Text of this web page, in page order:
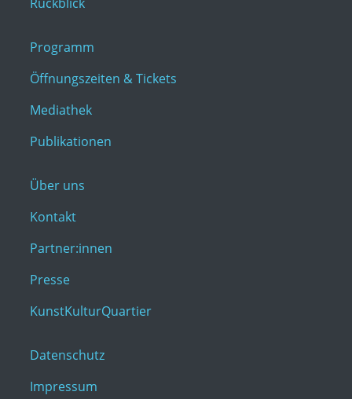
Programm
Öffnungszeiten & Tickets
Mediathek
Publikationen
Über uns
Kontakt
Partner:innen
Presse
KunstKulturQuartier
Datenschutz
Impressum